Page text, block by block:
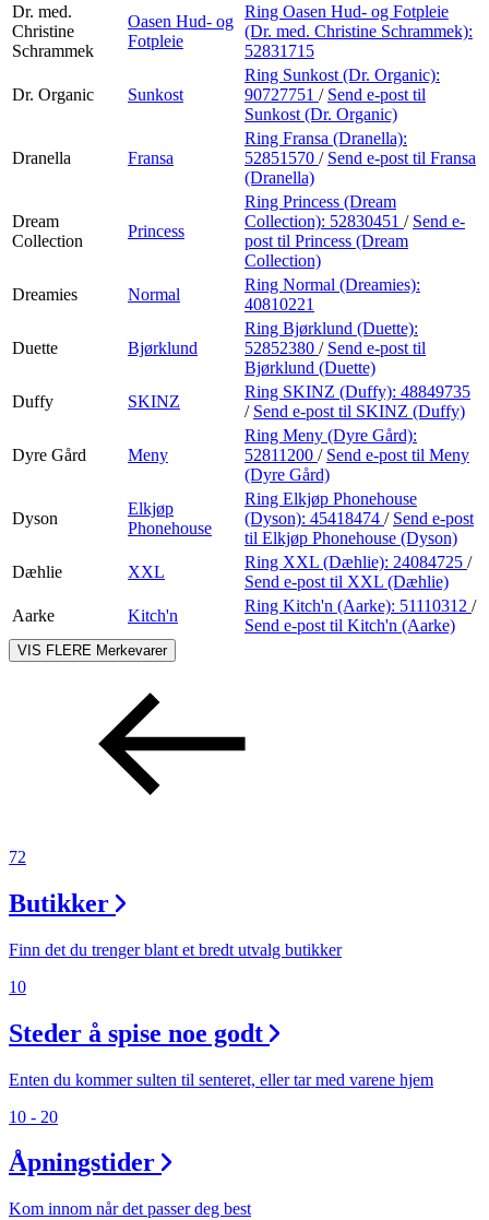
Dr. med.
Christine
Schrammek
Oasen Hud- og
Fotpleie
Ring Oasen Hud- og Fotpleie
(Dr. med. Christine Schrammek):
52831715
Dr. Organic Sunkost
Ring Sunkost (Dr. Organic):
90727751 / Send e-post til
Sunkost (Dr. Organic)
Dranella Fransa
Ring Fransa (Dranella):
52851570 / Send e-post til Fransa
(Dranella)
Dream
Collection
Princess
Ring Princess (Dream
Collection): 52830451 / Send e-
post til Princess (Dream
Collection)
Dreamies
Normal
Ring Normal (Dreamies):
40810221
Duette Bjørklund
Ring Bjørklund (Duette):
52852380 / Send e-post til
Bjørklund (Duette)
Duffy
SKINZ
Ring SKINZ (Duffy): 48849735
/ Send e-post til SKINZ (Duffy)
Dyre Gård Meny
Ring Meny (Dyre Gård):
52811200 / Send e-post til Meny
(Dyre Gård)
Dyson
Elkjøp
Phonehouse
Ring Elkjøp Phonehouse
(Dyson): 45418474 / Send e-post
til Elkjøp Phonehouse (Dyson)
Dæhlie
XXL
Ring XXL (Dæhlie): 24084725 /
Send e-post til XXL (Dæhlie)
Aarke
Kitch'n
Ring Kitch'n (Aarke): 51110312 /
Send e-post til Kitch'n (Aarke)
VIS FLERE Merkevarer
72
Butikker
Finn det du trenger blant et bredt utvalg butikker
10
Steder å spise noe godt
Enten du kommer sulten til senteret, eller tar med varene hjem
10 - 20
Åpningstider
Kom innom når det passer deg best